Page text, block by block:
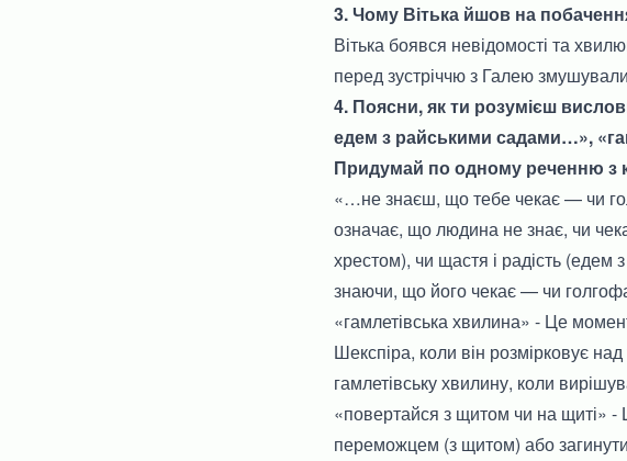
3. Чому Вітька йшов на
Вітька боявся невідомості та
перед зустріччю з Галею
4. Поясни, як ти розумієш
едем з райськими садами…»,
Придумай по одному реченню з
«…не знаєш, що тебе чекає — чи
означає, що людина не знає, чи
хрестом), чи щастя і радість
знаючи, що його чекає — чи
«гамлетівська хвилина» - Це
Шекспіра, коли він розмірковує
гамлетівську хвилину, коли
«повертайся з щитом чи на щиті» -
переможцем (з щитом) або